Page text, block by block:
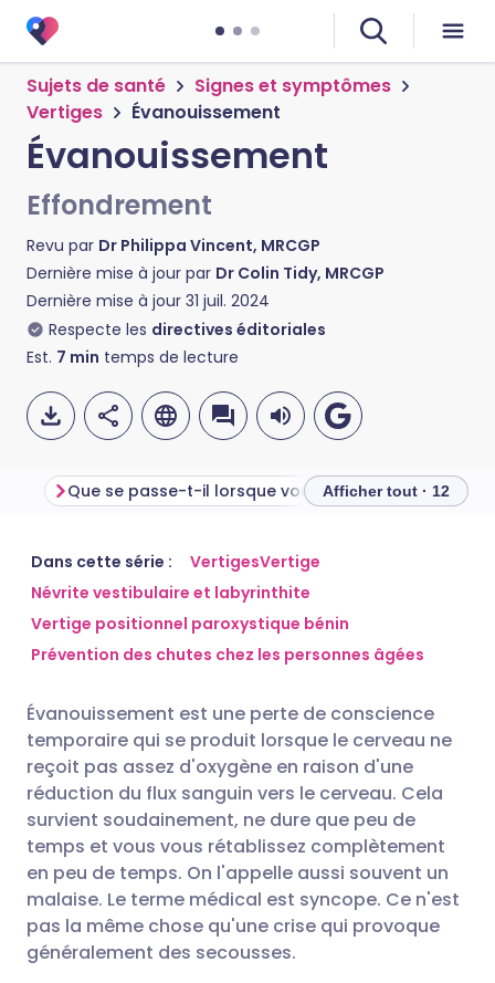
Sujets de santé
Signes et symptômes
Vertiges
Évanouissement
Évanouissement
Effondrement
Revu par Dr Philippa Vincent, MRCGP
Dernière mise à jour par Dr Colin Tidy, MRCGP
Dernière mise à jour 31 juil. 2024
Respecte les directives éditoriales
Est. 7 min temps de lecture
Partager par email
Partager sur Facebook
Partager via X
Partager via WhatsApp
Copier le lien
🇬🇧 English
🇪🇸 Español
🇮🇳 हिन्दी
🇸🇦 عربي 🇸🇪 Svenska
Afficher tout · 12
Dans cette série : VertigesVertige
Névrite vestibulaire et labyrinthite
Vertige positionnel paroxystique bénin
Prévention des chutes chez les personnes âgées
Évanouissement est une perte de conscience
temporaire qui se produit lorsque le cerveau ne
reçoit pas assez d'oxygène en raison d'une
réduction du flux sanguin vers le cerveau. Cela
survient soudainement, ne dure que peu de
temps et vous vous rétablissez complètement
en peu de temps. On l'appelle aussi souvent un
malaise. Le terme médical est syncope. Ce n'est
pas la même chose qu'une crise qui provoque
généralement des secousses.